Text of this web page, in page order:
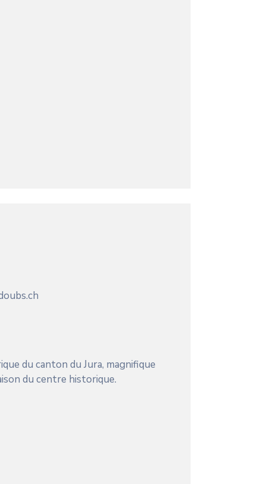
du canton du Jura, magnifique
du centre historique.